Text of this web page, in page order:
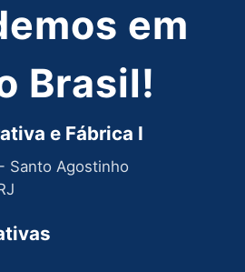
em
Brasil!
e Fábrica I
Santo Agostinho